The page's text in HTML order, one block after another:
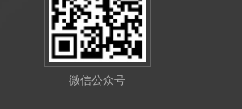
微信公众号